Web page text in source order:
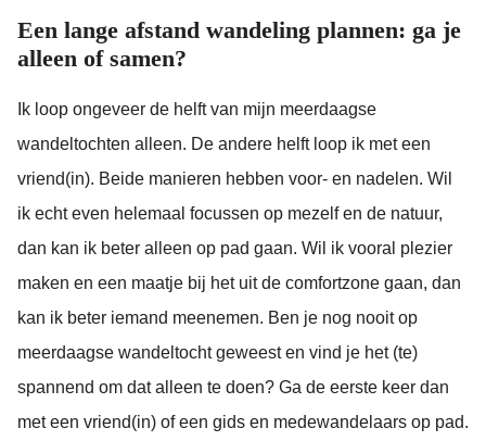
Een lange afstand wandeling plannen: ga je
alleen of samen?
Ik loop ongeveer de helft van mijn meerdaagse
wandeltochten alleen. De andere helft loop ik met een
vriend(in). Beide manieren hebben voor- en nadelen. Wil
ik echt even helemaal focussen op mezelf en de natuur,
dan kan ik beter alleen op pad gaan. Wil ik vooral plezier
maken en een maatje bij het uit de comfortzone gaan, dan
kan ik beter iemand meenemen. Ben je nog nooit op
meerdaagse wandeltocht geweest en vind je het (te)
spannend om dat alleen te doen? Ga de eerste keer dan
met een vriend(in) of een gids en medewandelaars op pad.